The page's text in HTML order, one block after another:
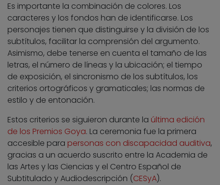
Es importante la combinación de colores. Los
caracteres y los fondos han de identificarse. Los
personajes tienen que distinguirse y la división de los
subtítulos, facilitar la comprensión del argumento.
Asimismo, debe tenerse en cuenta el tamaño de las
letras, el número de líneas y la ubicación; el tiempo
de exposición, el sincronismo de los subtítulos, los
criterios ortográficos y gramaticales; las normas de
estilo y de entonación.
Estos criterios se siguieron durante la última edición
de los Premios Goya. La ceremonia fue la primera
accesible para personas con discapacidad auditiva,
gracias a un acuerdo suscrito entre la Academia de
las Artes y las Ciencias y el Centro Español de
Subtitulado y Audiodescripción (CESyA).